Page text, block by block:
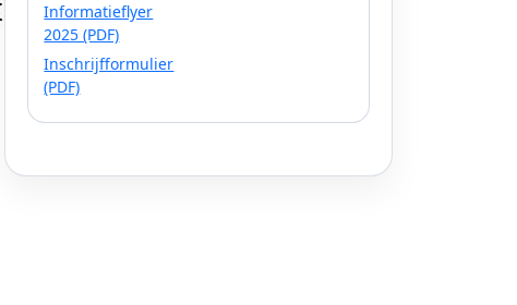
Informatieflyer
2025 (PDF)
Inschrijfformulier
(PDF)